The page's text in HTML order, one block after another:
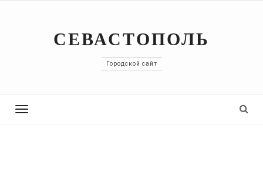
СЕВАСТОПОЛЬ
Городской сайт
Toggle